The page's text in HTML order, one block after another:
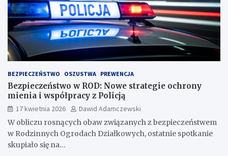
BEZPIECZEŃSTWO OSZUSTWA PREWENCJA
Bezpieczeństwo w ROD: Nowe strategie ochrony
mienia i współpracy z Policją
17 kwietnia 2026
Dawid Adamczewski
W obliczu rosnących obaw związanych z bezpieczeństwem
w Rodzinnych Ogrodach Działkowych, ostatnie spotkanie
skupiało się na…